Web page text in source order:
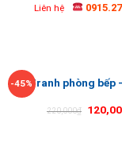
Liên hệ
-45%Tranh phòng bếp
220,000₫